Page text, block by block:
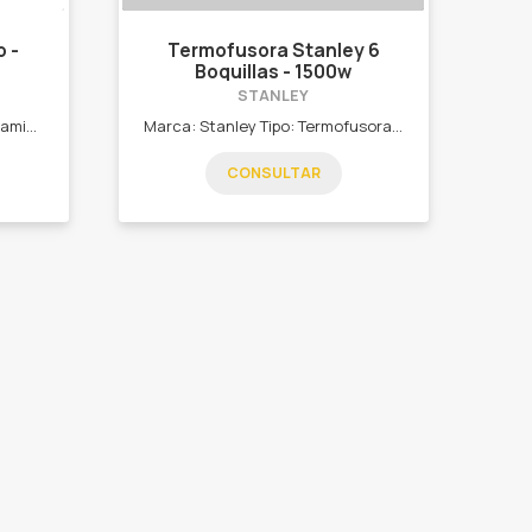
-
Con una amplia gama de herramientas eléctricas, Daewoo prioriza las necesidades del usuario para ofrecer las mejores soluciones. Diseñadas para la ejecución perfecta de las tareas con un rendimiento excelente. Ergonómicas y de diseño innovador, la confiabilidad hacen de estas herramientas un aliado estratégico para cada usuario. Potencia: 1500 W Medidas de las tomas de soldadura: 20, 25, 32, 40, 50 y 63 mm Incluye: Cinta de medición de 3 metros, llave L, destornillador y maletín metálico.
Termofusora Stanley 6
Boquillas - 1500w
STANLEY
Marca: Stanley Tipo: Termofusora Potencia: 1500w SKU: SXH1530
CONSULTAR